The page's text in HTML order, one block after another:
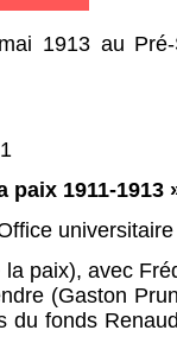
1913 au
paix 1911-1913
paix), avec
(Gaston
fonds